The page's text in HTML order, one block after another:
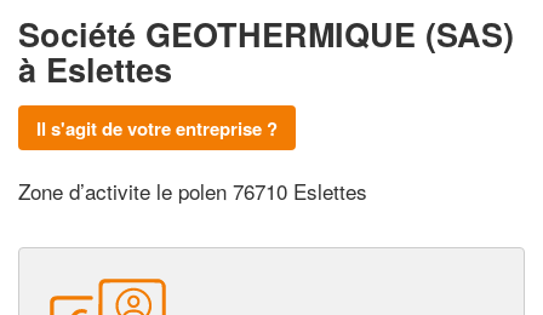
Société GEOTHERMIQUE (SAS)
à Eslettes
Il s'agit de votre entreprise ?
Zone d’activite le polen 76710 Eslettes